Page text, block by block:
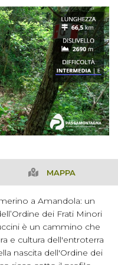
MAPPA
a Amandola: un
dei Frati Minori
è un cammino che
e cultura dell'entroterra
nascita dell'Ordine dei